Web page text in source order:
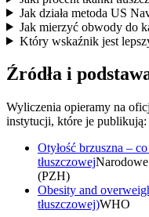
Jak działa metoda US
Jak mierzyć obwody do
Który wskaźnik jest
Źródła i
Wyliczenia opieramy na
instytucji, które je publikują:
Otyłość brzuszna –
tłuszczowej
(PZH)
Obesity and
tłuszczowej)WHO